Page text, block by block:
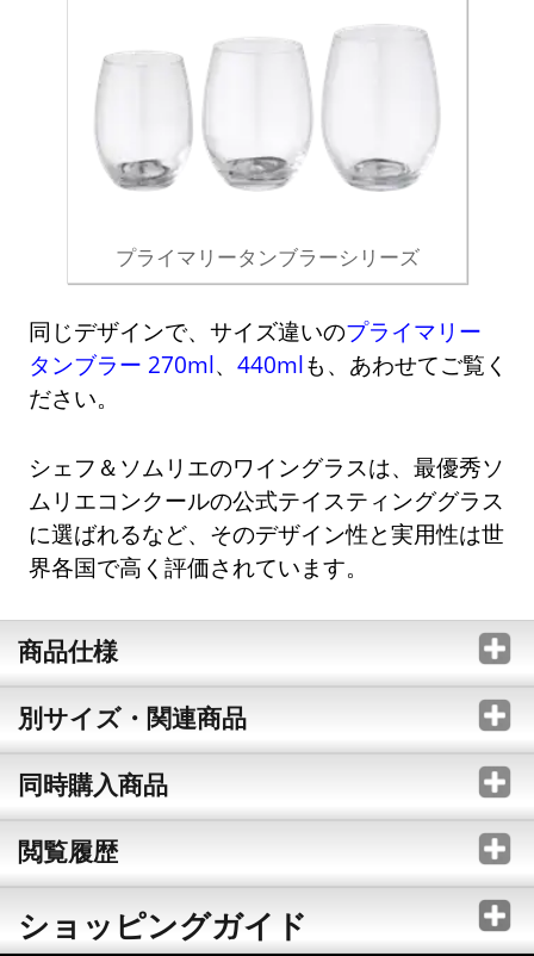
プライマリータンブラーシリーズ
同じデザインで、サイズ違いのプライマリー
タンブラー 270ml、440mlも、あわせてご覧く
ださい。
シェフ＆ソムリエのワイングラスは、最優秀ソ
ムリエコンクールの公式テイスティンググラス
に選ばれるなど、そのデザイン性と実用性は世
界各国で高く評価されています。
商品仕様
別サイズ・関連商品
同時購入商品
閲覧履歴
ショッピングガイド